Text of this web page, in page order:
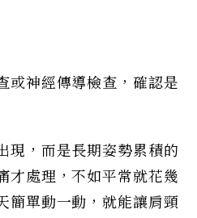
或神經傳導檢查，確認是
現，而是長期姿勢累積的
才處理，不如平常就花幾
簡單動一動，就能讓肩頸